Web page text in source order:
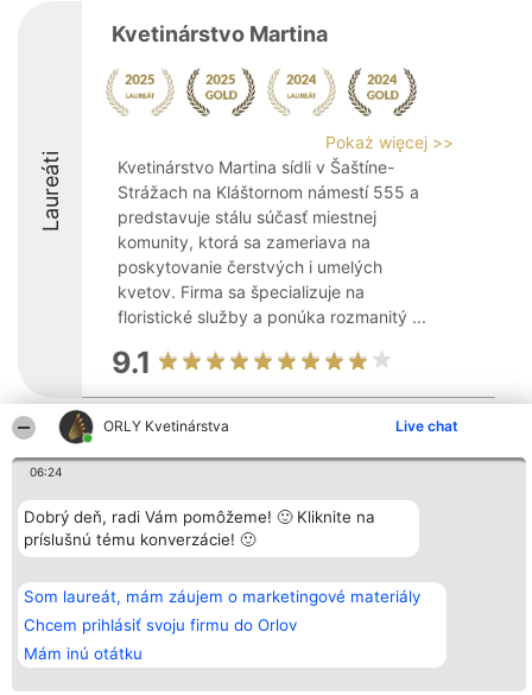
ORLY Kvetinárstva Live chat
06:24
Dobrý deň, radi Vám pomôžeme! 🙂 Kliknite na
príslušnú tému konverzácie! 🙂
Som laureát, mám záujem o marketingové materiály
Chcem prihlásiť svoju firmu do Orlov
Mám inú otátku
Laureáti
Kvetinárstvo Martina
Pokaż więcej >>
Kvetinárstvo Martina sídli v Šaštíne-
Strážach na Kláštornom námestí 555 a
predstavuje stálu súčasť miestnej
komunity, ktorá sa zameriava na
poskytovanie čerstvých i umelých
kvetov. Firma sa špecializuje na
floristické služby a ponúka rozmanitý ...
9.1
Organizátor hodnotenia
Bright Side Solutions sp. z o.
o. sp. k.
ul. Ruska 22
Wrocław 50-079
KRS 0000749100 | Regon
381313360 | NIP 8943132676
Laureáti
wszystkich
Laureatów
Podmienky
Obchodné
Zásady
ochrany
osobných
Kontakt